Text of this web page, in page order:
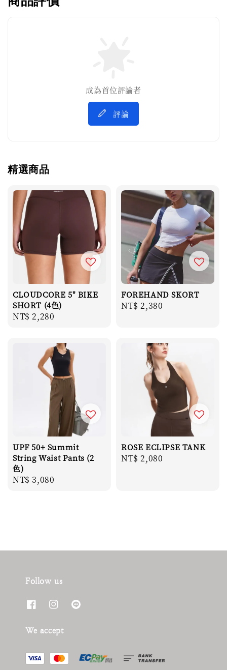
成為首位評論者
評論
精選商品
CLOUDCORE 5" BIKE
SHORT (4色)
Regular
NT$ 2,280
FOREHAND SKORT
Regular
NT$ 2,380
UPF 50+ Summit
String Waist Pants (2
色)
Regular
NT$ 3,080
ROSE ECLIPSE TANK
Regular
NT$ 2,080
Follow us
We accept